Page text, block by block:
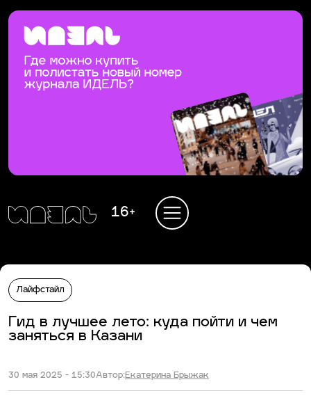
16+
Лайфстайл
Гид в лучшее лето: куда пойти и чем
заняться в Казани
30 мая 2025 - 15:30Автор:Екатерина Брыжак